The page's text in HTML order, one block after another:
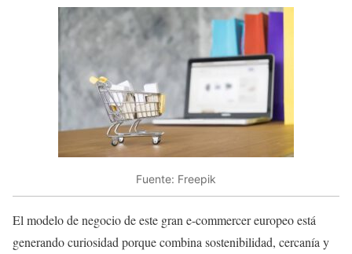
Fuente: Freepik
El modelo de negocio de este gran e-commercer europeo está
generando curiosidad porque combina sostenibilidad, cercanía y